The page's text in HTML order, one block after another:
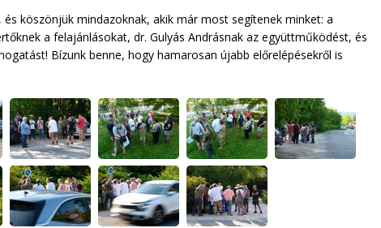
köszönjük mindazoknak, akik már most segítenek minket: a
a felajánlásokat, dr. Gulyás Andrásnak az együttműködést, és
Bízunk benne, hogy hamarosan újabb előrelépésekről is